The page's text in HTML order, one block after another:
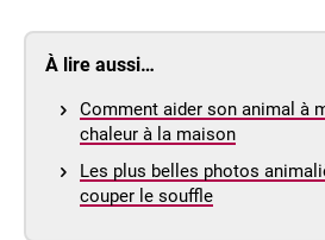
À lire aussi…
Comment aider son animal à
chaleur à la maison
Les plus belles photos
couper le souffle